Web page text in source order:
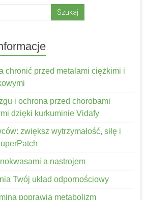
chronić przed metalami ciężkimi i
i ochrona przed chorobami
dzięki kurkuminie Vidafy
zwiększ wytrzymałość, siłę i
a nastrojem
Twój układ odpornościowy
poprawia metabolizm